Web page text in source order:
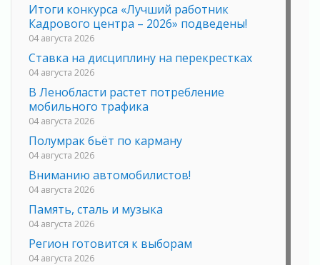
Итоги конкурса «Лучший работник
Кадрового центра – 2026» подведены!
04 августа 2026
Ставка на дисциплину на перекрестках
04 августа 2026
В Ленобласти растет потребление
мобильного трафика
04 августа 2026
Полумрак бьёт по карману
04 августа 2026
Вниманию автомобилистов!
04 августа 2026
Память, сталь и музыка
04 августа 2026
Регион готовится к выборам
04 августа 2026